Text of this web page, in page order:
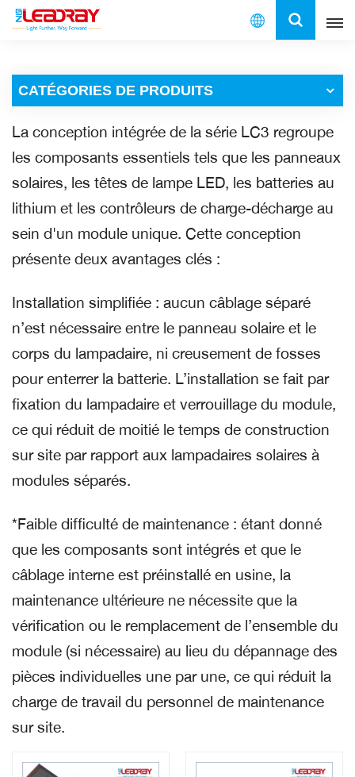
Français
français
العربية
中文
CATÉGORIES DE PRODUITS
La conception intégrée de la série LC3 regroupe
les composants essentiels tels que les panneaux
solaires, les têtes de lampe LED, les batteries au
lithium et les contrôleurs de charge-décharge au
sein d'un module unique. Cette conception
présente deux avantages clés :
Installation simplifiée : aucun câblage séparé
n’est nécessaire entre le panneau solaire et le
corps du lampadaire, ni creusement de fosses
pour enterrer la batterie. L’installation se fait par
fixation du lampadaire et verrouillage du module,
ce qui réduit de moitié le temps de construction
sur site par rapport aux lampadaires solaires à
modules séparés.
*Faible difficulté de maintenance : étant donné
que les composants sont intégrés et que le
câblage interne est préinstallé en usine, la
maintenance ultérieure ne nécessite que la
vérification ou le remplacement de l’ensemble du
module (si nécessaire) au lieu du dépannage des
pièces individuelles une par une, ce qui réduit la
charge de travail du personnel de maintenance
sur site.